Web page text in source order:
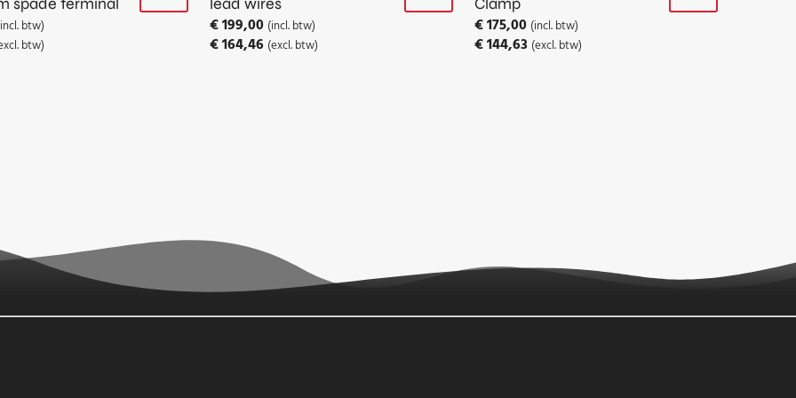
btw)
btw)
€199,00 (incl. btw)
€164,46 (excl. btw)
€175,00 (incl. btw)
€144,63 (excl. btw)